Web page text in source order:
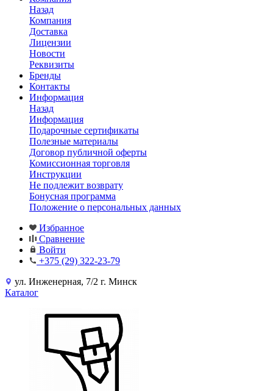
Назад
Компания
Доставка
Лицензии
Новости
Реквизиты
Бренды
Контакты
Информация
Назад
Информация
Подарочные сертификаты
Полезные материалы
Договор публичной оферты
Комиссионная торговля
Инструкции
Не подлежит возврату
Бонусная программа
Положение о персональных данных
Избранное
Сравнение
Войти
+375 (29) 322-23-79
ул. Инженерная, 7/2 г. Минск
Каталог